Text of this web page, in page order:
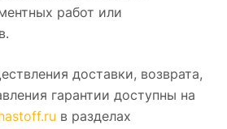
работ или
доставки, возврата,
гарантии доступны на
в разделах